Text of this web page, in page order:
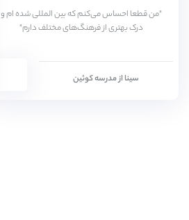
"من قطعا احساس می‌کنم که بین المللی شده ام و
درک بهتری از فرهنگ‌های مختلف دارم"
سینا از مدرسه کوئین